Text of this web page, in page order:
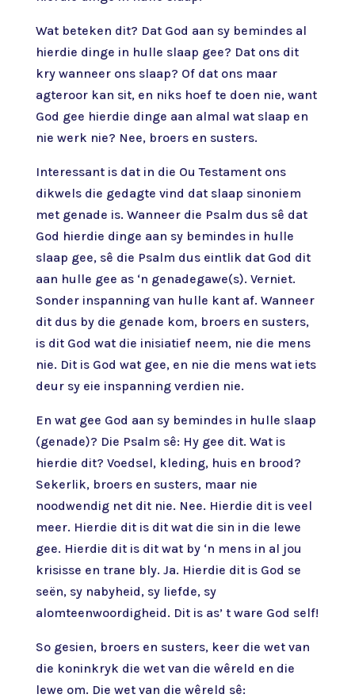
Wat beteken dit? Dat God aan sy bemindes al
hierdie dinge in hulle slaap gee? Dat ons dit
kry wanneer ons slaap? Of dat ons maar
agteroor kan sit, en niks hoef te doen nie, want
God gee hierdie dinge aan almal wat slaap en
nie werk nie? Nee, broers en susters.
Interessant is dat in die Ou Testament ons
dikwels die gedagte vind dat slaap sinoniem
met genade is. Wanneer die Psalm dus sê dat
God hierdie dinge aan sy bemindes in hulle
slaap gee, sê die Psalm dus eintlik dat God dit
aan hulle gee as ‘n genadegawe(s). Verniet.
Sonder inspanning van hulle kant af. Wanneer
dit dus by die genade kom, broers en susters,
is dit God wat die inisiatief neem, nie die mens
nie. Dit is God wat gee, en nie die mens wat iets
deur sy eie inspanning verdien nie.
En wat gee God aan sy bemindes in hulle slaap
(genade)? Die Psalm sê: Hy gee dit. Wat is
hierdie dit? Voedsel, kleding, huis en brood?
Sekerlik, broers en susters, maar nie
noodwendig net dit nie. Nee. Hierdie dit is veel
meer. Hierdie dit is dit wat die sin in die lewe
gee. Hierdie dit is dit wat by ‘n mens in al jou
krisisse en trane bly. Ja. Hierdie dit is God se
seën, sy nabyheid, sy liefde, sy
alomteenwoordigheid. Dit is as’ t ware God self!
So gesien, broers en susters, keer die wet van
die koninkryk die wet van die wêreld en die
lewe om. Die wet van die wêreld sê: